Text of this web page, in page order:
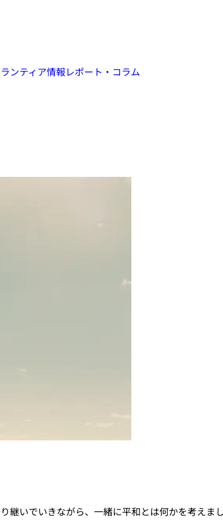
ンティア情報レポート・コラム
いでいきながら、一緒に平和とは何かを考えまし